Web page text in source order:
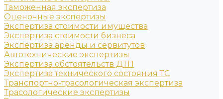
Таможенная экспертиза
Оценочные экспертизы
Экспертиза стоимости имущества
Экспертиза стоимости бизнеса
Экспертиза аренды и сервитутов
Автотехнические экспертизы
Экспертиза обстоятельств ДТП
Экспертиза технического состояния ТС
Транспортно-трасологическая экспертиза
Трасологические экспертизы